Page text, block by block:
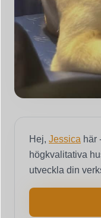
Hej, Jessica här
högkvalitativa
utveckla din